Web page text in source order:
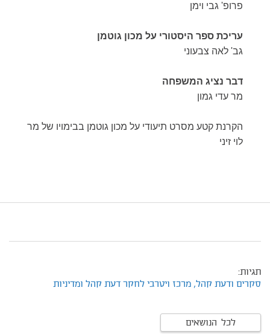
פרופ' גבי וימן
עריכת ספר היסטורי על מכון גוטמן
גב' לאה צבעוני
דבר נציג המשפחה
מר עדי גמון
הקרנת קטע מסרט תיעודי על מכון גוטמן בבימויו של מר
לוי זיני
תגיות:
סקרים ודעת קהל, מרכז ויטרבי לחקר דעת קהל ומדיניות
לכל הנושאים